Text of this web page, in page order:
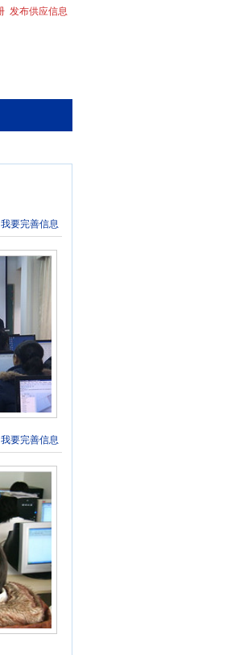
发布供应信息
我要完善信息
我要完善信息